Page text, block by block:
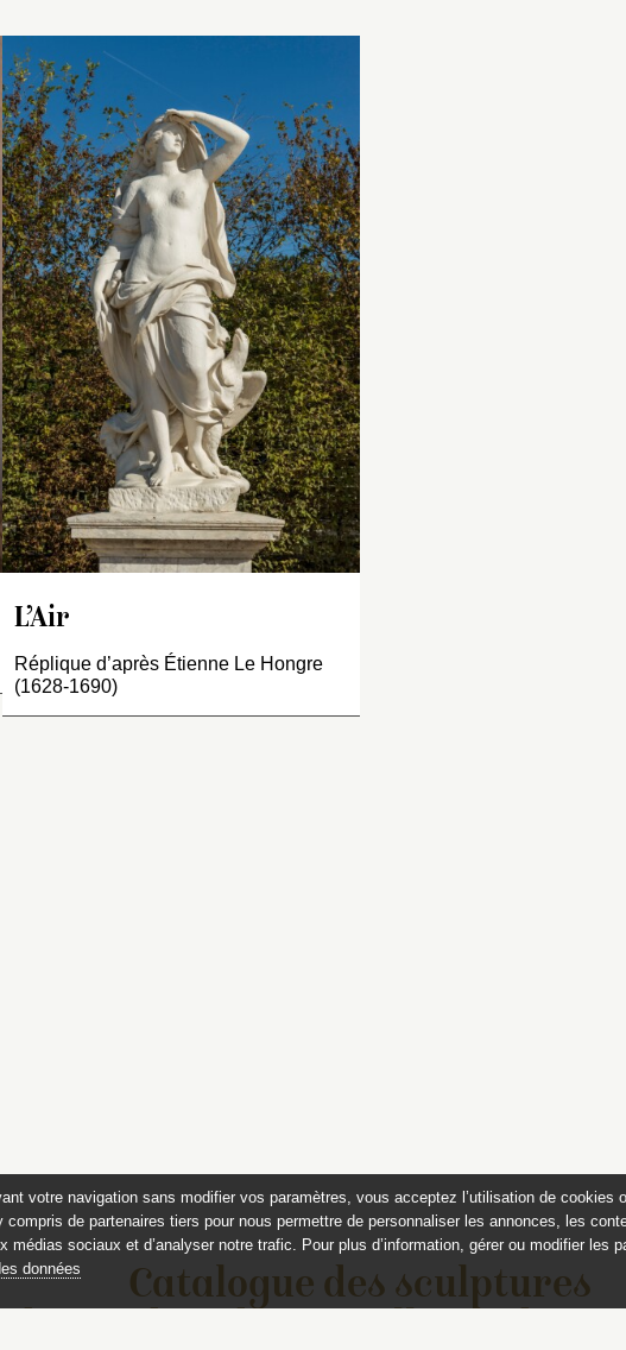
Inventaire de 1707 : « Une
statue en pied, de marbre
blanc, représentant l’Air
sous la figure d’une femme
presque nue, ayant le bras
et la main gauche levez
par-dessus sa teste et
tenant un voille qui passe
sur l’autre bras et tient, de la
main droite, un caméléon à
côté de sa hanche. à côté
de la jambe gauche est un
aigle qui s’élève sur ses
sers, regardant la figure qui
est soutenue avec l’aigle
par-derrière d’un nuage.
L’Air
Réplique d’après Étienne Le Hongre
(1628-1690)
Catalogue des sculptures
votre navigation sans modifier vos paramètres, vous acceptez l’utilisation de cookies
compris de partenaires tiers pour nous permettre de personnaliser les annonces, les
médias sociaux et d’analyser notre trafic. Pour plus d’information, gérer ou modifier les
données